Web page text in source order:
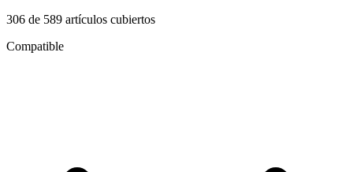
306 de 589 artículos cubiertos
Compatible